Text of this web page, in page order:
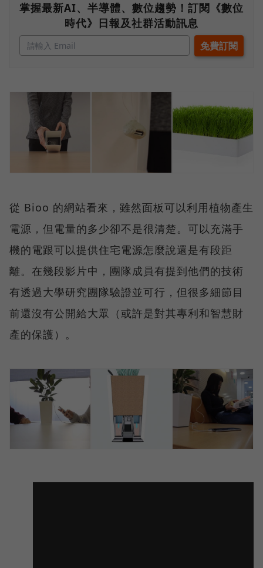
掌握最新AI、半導體、數位趨勢！訂閱《數位
時代》日報及社群活動訊息
從 Bioo 的網站看來，雖然面板可以利用植物產生
電源，但電量的多少卻不是很清楚。可以充滿手
機的電跟可以提供住宅電源怎麼說還是有段距
離。在幾段影片中，團隊成員有提到他們的技術
有透過大學研究團隊驗證並可行，但很多細節目
前還沒有公開給大眾（或許是對其專利和智慧財
產的保護）。